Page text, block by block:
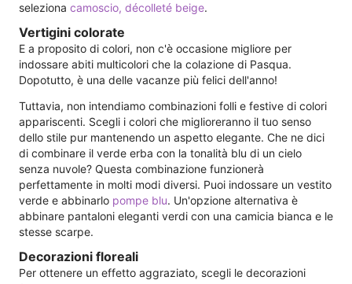
seleziona camoscio, décolleté beige.
Vertigini colorate
E a proposito di colori, non c'è occasione migliore per
indossare abiti multicolori che la colazione di Pasqua.
Dopotutto, è una delle vacanze più felici dell'anno!
Tuttavia, non intendiamo combinazioni folli e festive di colori
appariscenti. Scegli i colori che miglioreranno il tuo senso
dello stile pur mantenendo un aspetto elegante. Che ne dici
di combinare il verde erba con la tonalità blu di un cielo
senza nuvole? Questa combinazione funzionerà
perfettamente in molti modi diversi. Puoi indossare un vestito
verde e abbinarlo pompe blu. Un'opzione alternativa è
abbinare pantaloni eleganti verdi con una camicia bianca e le
stesse scarpe.
Decorazioni floreali
Per ottenere un effetto aggraziato, scegli le decorazioni